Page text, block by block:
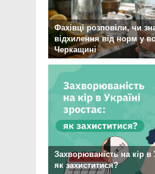
Фахівці розповіли, чи
відхилення від норм у
Черкащині
Захворюваність на кір в
як захиститися?